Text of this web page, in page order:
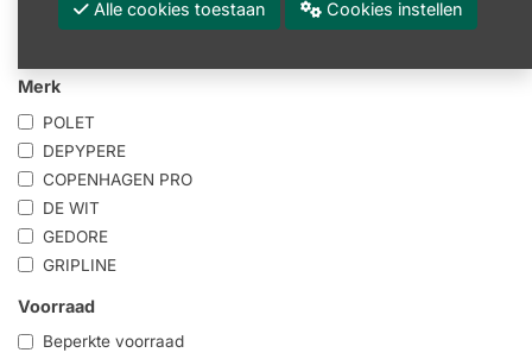
Merk
POLET
DEPYPERE
COPENHAGEN PRO
DE WIT
GEDORE
GRIPLINE
Voorraad
Beperkte voorraad
Alle cookies toestaan Cookies instellen